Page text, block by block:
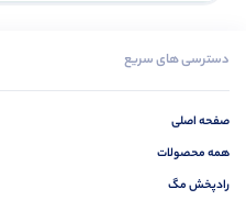
دسترسی های سریع
صفحه اصلی
همه محصولات
رادپخش مگ